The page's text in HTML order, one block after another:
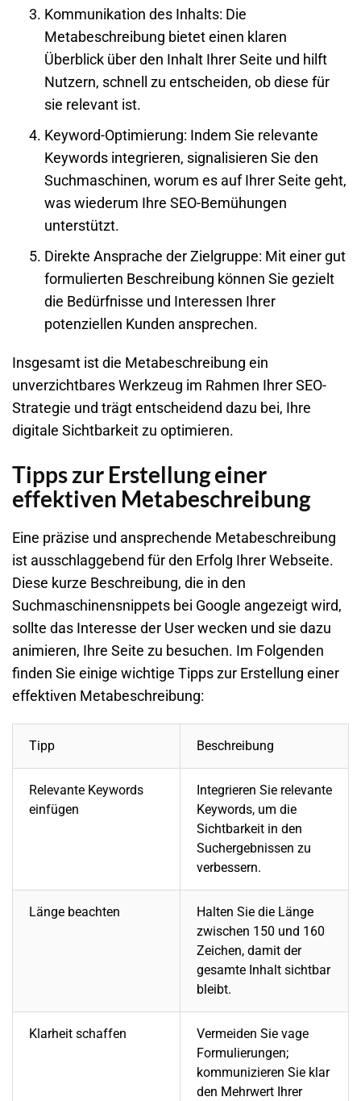
Kommunikation des Inhalts: Die
Metabeschreibung bietet einen klaren
Überblick über den Inhalt Ihrer Seite und hilft
Nutzern, schnell zu entscheiden, ob diese für
sie relevant ist.
Keyword-Optimierung: Indem Sie relevante
Keywords integrieren, signalisieren Sie den
Suchmaschinen, worum es auf Ihrer Seite geht,
was wiederum Ihre SEO-Bemühungen
unterstützt.
Direkte Ansprache der Zielgruppe: Mit einer gut
formulierten Beschreibung können Sie gezielt
die Bedürfnisse und Interessen Ihrer
potenziellen Kunden ansprechen.
Insgesamt ist die Metabeschreibung ein
unverzichtbares Werkzeug im Rahmen IhrerSEO-
Strategie und trägt entscheidend dazu bei, Ihre
digitale Sichtbarkeit zu optimieren.
Tipps zur Erstellung einer
effektiven Metabeschreibung
Eine präzise und ansprechende Metabeschreibung
ist ausschlaggebend für den Erfolg IhrerWebseite.
Diese kurze Beschreibung, die in den
Suchmaschinensnippets bei Google angezeigt wird,
sollte das Interesse der User wecken und sie dazu
animieren, Ihre Seite zu besuchen. Im Folgenden
finden Sie einige wichtige Tipps zur Erstellung einer
effektiven Metabeschreibung:
Tipp Beschreibung
Relevante Keywords
einfügen
Integrieren Sie relevante
Keywords, um die
Sichtbarkeit in den
Suchergebnissen zu
verbessern.
Länge beachten
Halten Sie die Länge
zwischen 150 und 160
Zeichen, damit der
gesamte Inhalt sichtbar
bleibt.
Klarheit schaffen
Vermeiden Sie vage
Formulierungen;
kommunizieren Sie klar
den Mehrwert Ihrer